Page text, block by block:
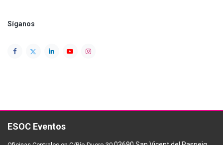
Síganos
ESOC Eventos